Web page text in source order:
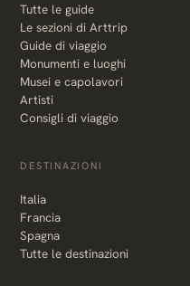
Tutte le guide
Le sezioni di Arttrip
Guide di viaggio
Monumenti e luoghi
Musei e capolavori
Artisti
Consigli di viaggio
DESTINAZIONI
Italia
Francia
Spagna
Tutte le destinazioni